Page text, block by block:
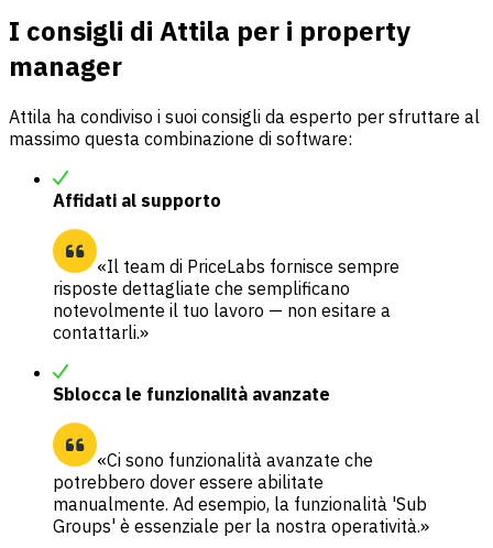
I consigli di Attila per i property
manager
Attila ha condiviso i suoi consigli da esperto per sfruttare al
massimo questa combinazione di software:
Affidati al supporto
«Il team di PriceLabs fornisce sempre
risposte dettagliate che semplificano
notevolmente il tuo lavoro — non esitare a
contattarli.»
Sblocca le funzionalità avanzate
«Ci sono funzionalità avanzate che
potrebbero dover essere abilitate
manualmente. Ad esempio, la funzionalità 'Sub
Groups' è essenziale per la nostra operatività.»